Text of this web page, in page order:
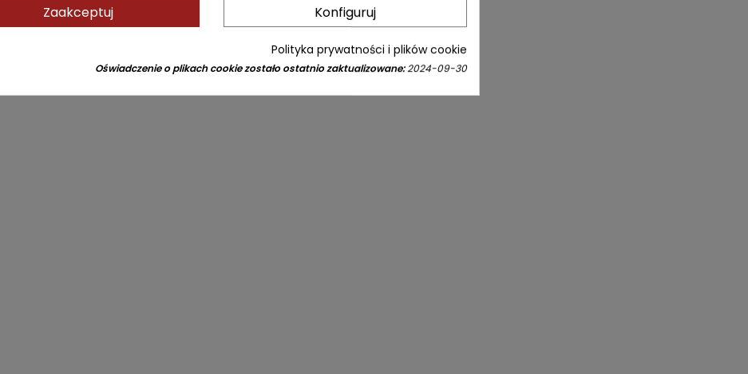
Zaakceptuj Konfiguruj
Polityka prywatności i plików cookie
Oświadczenie o plikach cookie zostało ostatnio zaktualizowane:2024-09-30